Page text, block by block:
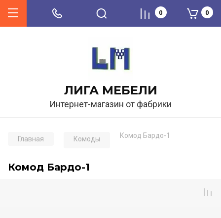
ЛИГА МЕБЕЛИ
Интернет-магазин от фабрики
0 0
Главная Комоды Комод Бардо-1
Комод Бардо-1